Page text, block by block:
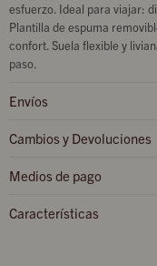
esfuerzo. Ideal para viajar:
Plantilla de espuma
confort. Suela flexible y
paso.
Envíos
Cambios y Devoluciones
Medios de pago
Características